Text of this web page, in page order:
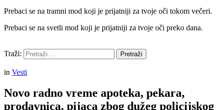
Prebaci se na tramni mod koji je prijatniji za tvoje oči tokom večeri.
Prebaci se na svetli mod koji je prijatniji za tvoje oči preko dana.
Traži:
Pretraži
in Vesti
Novo radno vreme apoteka, pekara,
prodavnica, pijaca zbog dužeg policijskog